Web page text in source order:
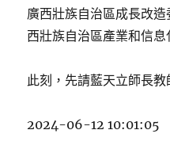
廣西壯族自治區成長改
西壯族自治區產業和信
此刻，先請藍天立師長教
2024-06-12 10:01:05